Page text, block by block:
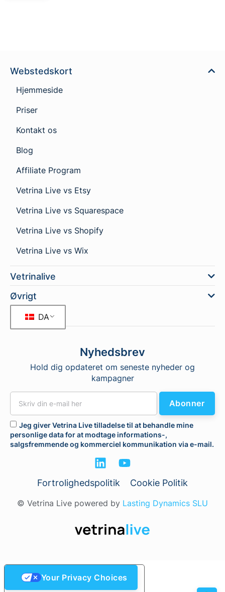
Webstedskort
Hjemmeside
Priser
Kontakt os
Blog
Affiliate Program
Vetrina Live vs Etsy
Vetrina Live vs Squarespace
Vetrina Live vs Shopify
Vetrina Live vs Wix
Vetrinalive
Øvrigt
DA
Nyhedsbrev
Hold dig opdateret om seneste nyheder og
kampagner
Jeg giver Vetrina Live tilladelse til at behandle mine
personlige data for at modtage informations-,
salgsfremmende og kommerciel kommunikation via e-mail.
Abonner
Fortrolighedspolitik Cookie Politik
© Vetrina Live powered by Lasting Dynamics SLU
Your Privacy Choices